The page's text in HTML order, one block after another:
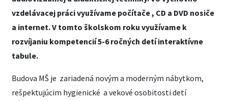
vzdelávacej práci využívame počítače , CD a DVD nosiče
a internet. V tomto školskom roku využívame k
rozvíjaniu kompetencií 5-6 ročných detí interaktívne
tabule.
Budova MŠ je zariadená novým a moderným nábytkom,
rešpektujúcim hygienické a vekové osobitosti detí